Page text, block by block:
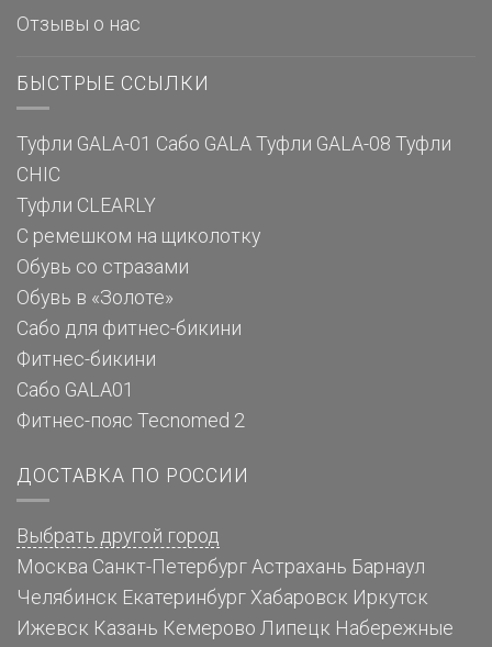
Отзывы о нас
БЫСТРЫЕ ССЫЛКИ
Туфли GALA-01 Сабо GALA Туфли GALA-08 Туфли
CHIC
Туфли CLEARLY
С ремешком на щиколотку
Обувь со стразами
Обувь в «Золоте»
Сабо для фитнес-бикини
Фитнес-бикини
Сабо GALA01
Фитнес-пояс Tecnomed 2
ДОСТАВКА ПО РОССИИ
Выбрать другой город
Москва Санкт-Петербург Астрахань Барнаул
Челябинск Екатеринбург Хабаровск Иркутск
Ижевск Казань Кемерово Липецк Набережные